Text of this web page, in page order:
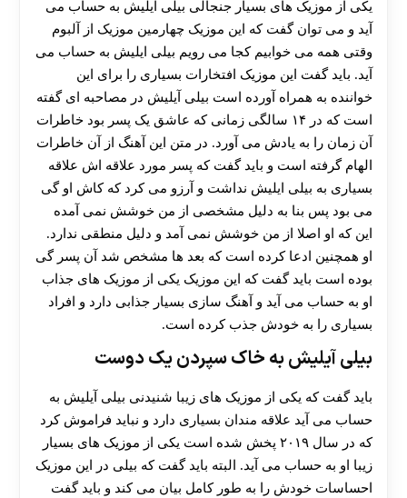
هات بت
یکی از موزیک های بسیار جنجالی بیلی آیلیش به حساب می
آید و می توان گفت که این موزیک چهارمین موزیک از آلبوم
وقتی همه می خوابیم کجا می رویم بیلی ایلیش به حساب می
‌آید. باید گفت این موزیک افتخارات بسیاری را برای این
خواننده به همراه آورده است بیلی آیلیش در مصاحبه ای گفته
است که در ۱۴ سالگی زمانی که عاشق یک پسر بود خاطرات
آن زمان را به یادش می آورد. در متن این آهنگ از آن خاطرات
الهام گرفته است و باید گفت که پسر مورد علاقه ‌اش علاقه
بسیاری به بیلی ایلیش نداشت و آرزو می کرد که کاش او گی
می بود پس بنا به دلیل مشخصی از من خوشش نمی آمده
این که او اصلا از من خوشش نمی ‌آمد و دلیل منطقی ندارد.
او همچنین ادعا کرده است که بعد ها مشخص شد آن پسر گی
بوده است باید گفت که این موزیک یکی از موزیک های جذاب
او به حساب می ‌آید و آهنگ سازی بسیار جذابی دارد و افراد
بسیاری را به خودش جذب کرده است.
بیلی آیلیش به خاک سپردن یک دوست
باید گفت که یکی از موزیک های زیبا شنیدنی بیلی آیلیش به
حساب می آید علاقه مندان بسیاری دارد و نباید فراموش کرد
که در سال ۲۰۱۹ پخش شده است یکی از موزیک های بسیار
زیبا او به حساب می آید. البته باید گفت که بیلی در این موزیک
احساسات خودش را به طور کامل بیان می کند و باید گفت